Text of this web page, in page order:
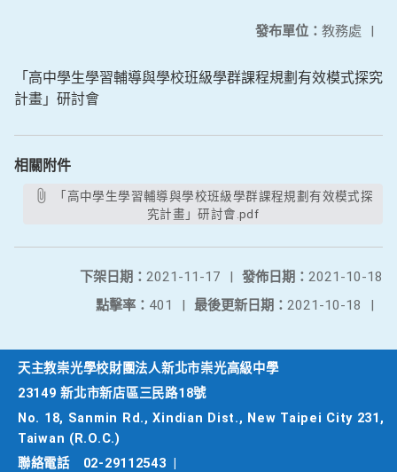
發布單位： 教務處 |
「高中學生學習輔導與學校班級學群課程規劃有效模式探究
計畫」研討會
相關附件
究計畫」研討會.pdf
發佈日期： 2021-10-18
下架日期： 2021-11-17
|
最後更新日期： 2021-10-18 |
點擊率： 401 |
天主教崇光學校財團法人新北市崇光高級中學
23149 新北市新店區三民路18號
No. 18, Sanmin Rd., Xindian Dist., New Taipei City 231,
Taiwan (R.O.C.)
聯絡電話
02-29112543